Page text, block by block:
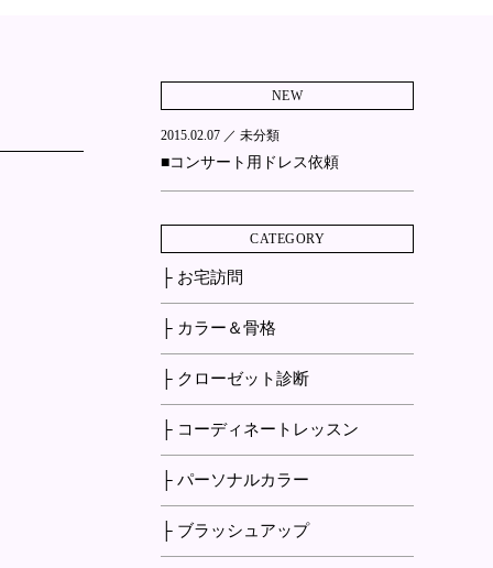
NEW
2015.02.07 ／ 未分類
■コンサート用ドレス依頼
CATEGORY
├ お宅訪問
├ カラー＆骨格
├ クローゼット診断
├ コーディネートレッスン
├ パーソナルカラー
├ ブラッシュアップ